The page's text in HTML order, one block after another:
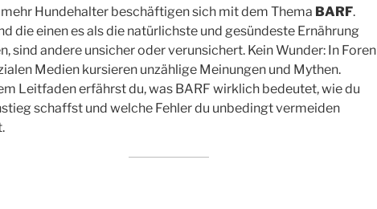
Hundehalter beschäftigen sich mit dem Thema BARF.
die einen es als die natürlichste und gesündeste Ernährung
sind andere unsicher oder verunsichert. Kein Wunder: In Foren
Medien kursieren unzählige Meinungen und Mythen.
Leitfaden erfährst du, was BARF wirklich bedeutet, wie du
schaffst und welche Fehler du unbedingt vermeiden